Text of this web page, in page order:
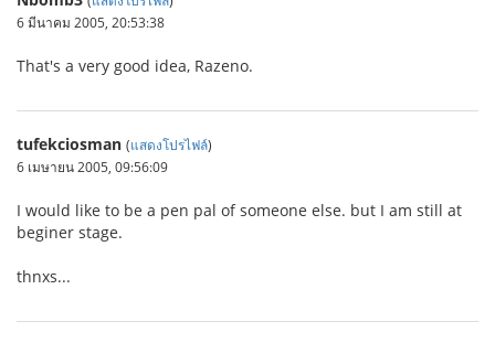
6 มีนาคม 2005, 20:53:38
That's a very good idea, Razeno.
tufekciosman (แสดงโปรไฟล์)
6 เมษายน 2005, 09:56:09
I would like to be a pen pal of someone else. but I am still at
beginer stage.
thnxs...